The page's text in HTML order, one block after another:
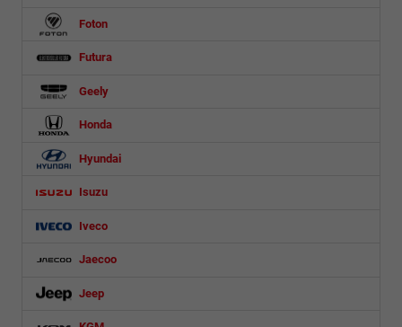
Foton
Futura
Geely
Honda
Hyundai
Isuzu
Iveco
Jaecoo
Jeep